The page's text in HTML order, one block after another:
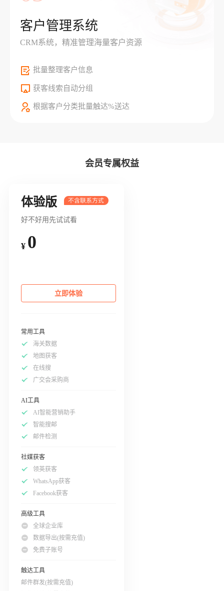
客户管理系统
CRM系统，精准管理海量客户资源
批量整理客户信息
获客线索自动分组
根据客户分类批量触达%送达
会员专属权益
体验版
好不好用先试试看
¥ 0
立即体验
常用工具
海关数据
地图获客
在线搜
广交会采购商
AI工具
AI智能营销助手
智能搜邮
邮件检测
社媒获客
领英获客
WhatsApp获客
Facebook获客
高级工具
全球企业库
数据导出(按需充值)
免费子账号
触达工具
邮件群发(按需充值)